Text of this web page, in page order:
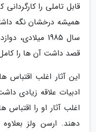
قابل تاملی را
همیشه درخشان نگه
سال 1985
قصد داشت آن ها را
این آثار اغلب اقتباس
ادبیات علاقه زیادی
اغلب آثار او را
دهند. ارسن ولز